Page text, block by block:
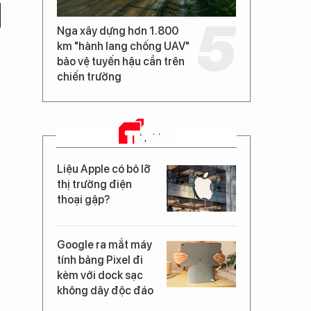
Nga xây dựng hơn 1.800
km "hành lang chống UAV"
bảo vệ tuyến hậu cần trên
chiến trường
TIN MỚI
Liệu Apple có bỏ lỡ
thị trường điện
thoại gập?
Google ra mắt máy
tính bảng Pixel đi
kèm với dock sạc
không dây độc đáo